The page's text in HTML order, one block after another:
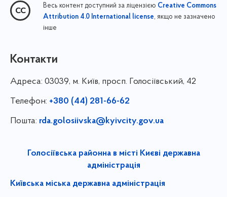
Весь контент доступний за ліцензією Creative Commons
Attribution 4.0 International license, якщо не зазначено
інше
Контакти
Адреса: 03039, м. Київ, просп. Голосіївський, 42
Телефон: +380 (44) 281-66-62
Пошта: rda.golosiivska@kyivcity.gov.ua
Голосіївська районна в місті Києві державна
адміністрація
Київська міська державна адміністрація